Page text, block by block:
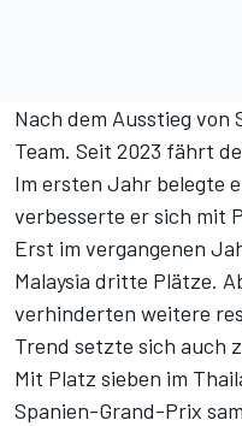
Nach dem Ausstieg von
Team. Seit 2023 fährt
Im ersten Jahr belegte
verbesserte er sich mit
Erst im vergangenen
Malaysia dritte Plätze.
verhinderten weitere
Trend setzte sich auch
Mit Platz sieben im
Spanien-Grand-Prix